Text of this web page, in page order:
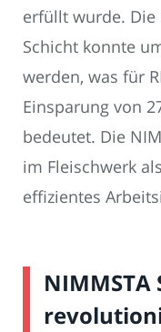
erfüllt wurde. Die
Schicht konnte
werden, was für
Einsparung von
bedeutet. Die
im Fleischwerk
effizientes